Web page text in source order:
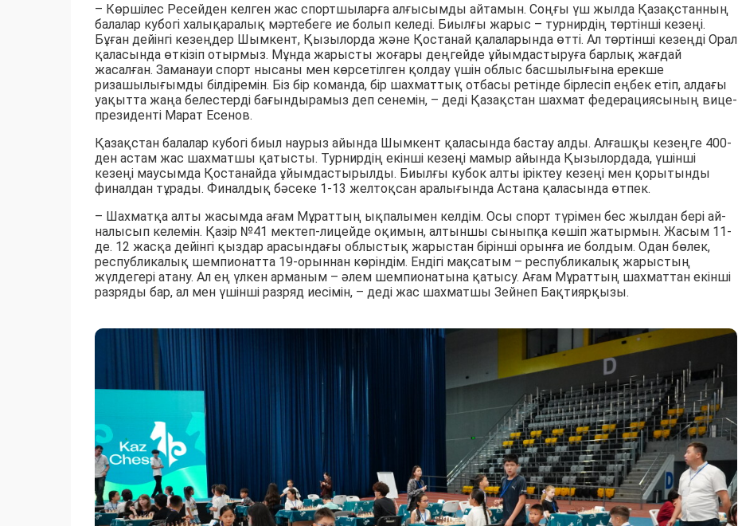
– Көршілес Ресейден келген жас спортшыларға алғысымды айтамын. Соңғы үш жылда Қазақстанның
балалар кубогі халықаралық мәртебеге ие болып келеді. Биылғы жарыс – турнирдің төртінші кезеңі.
Бұған дейінгі кезеңдер Шымкент, Қызылорда және Қостанай қалаларында өтті. Ал төртінші кезеңді Орал
қаласында өткізіп отырмыз. Мұнда жарысты жоғары деңгейде ұйымдастыруға барлық жағдай
жасалған. Заманауи спорт нысаны мен көрсетілген қолдау үшін облыс басшылығына ерекше
ризашылығымды білдіремін. Біз бір команда, бір шахматтық отбасы ретінде бірлесіп еңбек етіп, алдағы
уақытта жаңа белестерді бағындырамыз деп сенемін, – деді Қазақстан шахмат федерациясының вице-
президенті Марат Есенов.
Қазақстан балалар кубогі биыл наурыз айында Шымкент қаласында бастау алды. Алғашқы кезеңге 400-
ден астам жас шахматшы қатысты. Турнирдің екінші кезеңі мамыр айында Қызылордада, үшінші
кезеңі маусымда Қостанайда ұйымдастырылды. Биылғы кубок алты іріктеу кезеңі мен қорытынды
финалдан тұрады. Финалдық бәсеке 1-13 желтоқсан аралығында Астана қаласында өтпек.
– Шахматқа алты жасымда ағам Мұраттың ықпалымен келдім. Осы спорт түрімен бес жылдан бері ай-
налысып келемін. Қазір №41 мектеп-лицейде оқимын, алтыншы сыныпқа көшіп жатырмын. Жасым 11-
де. 12 жасқа дейінгі қыздар арасындағы облыстық жарыстан бірінші орынға ие болдым. Одан бөлек,
республикалық шемпионатта 19-орыннан көріндім. Ендігі мақсатым – республикалық жарыстың
жүлдегері атану. Ал ең үлкен арманым – әлем шемпионатына қатысу. Ағам Мұраттың шахматтан екінші
разряды бар, ал мен үшінші разряд иесімін, – деді жас шахматшы Зейнеп Бақтиярқызы.